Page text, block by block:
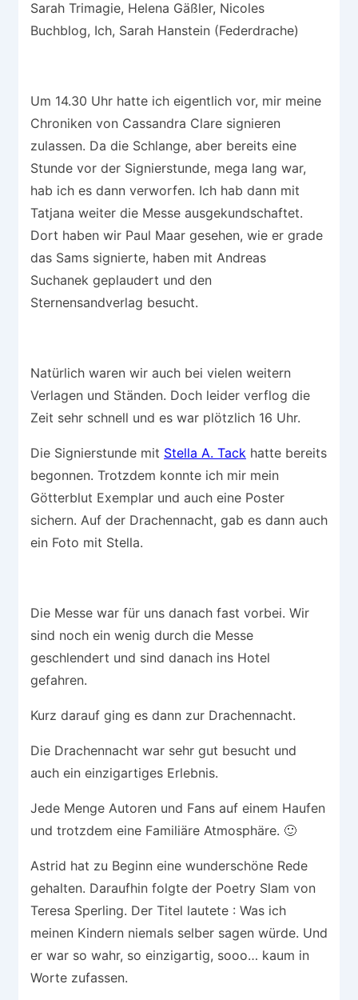
Sarah Trimagie, Helena Gäßler, Nicoles
Buchblog, Ich, Sarah Hanstein (Federdrache)
Um 14.30 Uhr hatte ich eigentlich vor, mir meine
Chroniken von Cassandra Clare signieren
zulassen. Da die Schlange, aber bereits eine
Stunde vor der Signierstunde, mega lang war,
hab ich es dann verworfen. Ich hab dann mit
Tatjana weiter die Messe ausgekundschaftet.
Dort haben wir Paul Maar gesehen, wie er grade
das Sams signierte, haben mit Andreas
Suchanek geplaudert und den
Sternensandverlag besucht.
Natürlich waren wir auch bei vielen weitern
Verlagen und Ständen. Doch leider verflog die
Zeit sehr schnell und es war plötzlich 16 Uhr.
Die Signierstunde mit Stella A. Tack hatte bereits
begonnen. Trotzdem konnte ich mir mein
Götterblut Exemplar und auch eine Poster
sichern. Auf der Drachennacht, gab es dann auch
ein Foto mit Stella.
Die Messe war für uns danach fast vorbei. Wir
sind noch ein wenig durch die Messe
geschlendert und sind danach ins Hotel
gefahren.
Kurz darauf ging es dann zur Drachennacht.
Die Drachennacht war sehr gut besucht und
auch ein einzigartiges Erlebnis.
Jede Menge Autoren und Fans auf einem Haufen
und trotzdem eine Familiäre Atmosphäre. 🙂
Astrid hat zu Beginn eine wunderschöne Rede
gehalten. Daraufhin folgte der Poetry Slam von
Teresa Sperling. Der Titel lautete : Was ich
meinen Kindern niemals selber sagen würde. Und
er war so wahr, so einzigartig, sooo… kaum in
Worte zufassen.